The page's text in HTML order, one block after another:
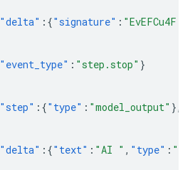
"delta" :{"signature" :
"event_type" : "step.stop" }
"step" :{"type" : "model_output" },
"delta" :{"text" : "AI " , "type" :